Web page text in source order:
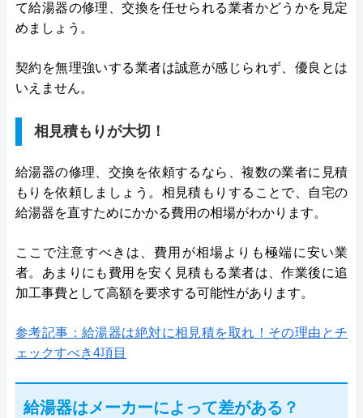
て給湯器の修理、交換を任せられる業者かどうかを見定
めましょう。
契約を無理強いする業者は誠意が感じられず、優良とは
いえません。
相見積もりが大切！
給湯器の修理、交換を依頼するなら、複数の業者に見積
もりを依頼しましょう。相見積もりすることで、自宅の
給湯器を直すためにかかる費用の相場がわかります。
ここで注意すべきは、費用が相場よりも極端に安い業
者。あまりにも費用を安く見積もる業者は、作業後に追
加工事費として高額を要求する可能性があります。
参考記事：給湯器は絶対に相見積を取れ！その理由とチ
ェックすべき4項目
給湯器はメーカーによって差がある？